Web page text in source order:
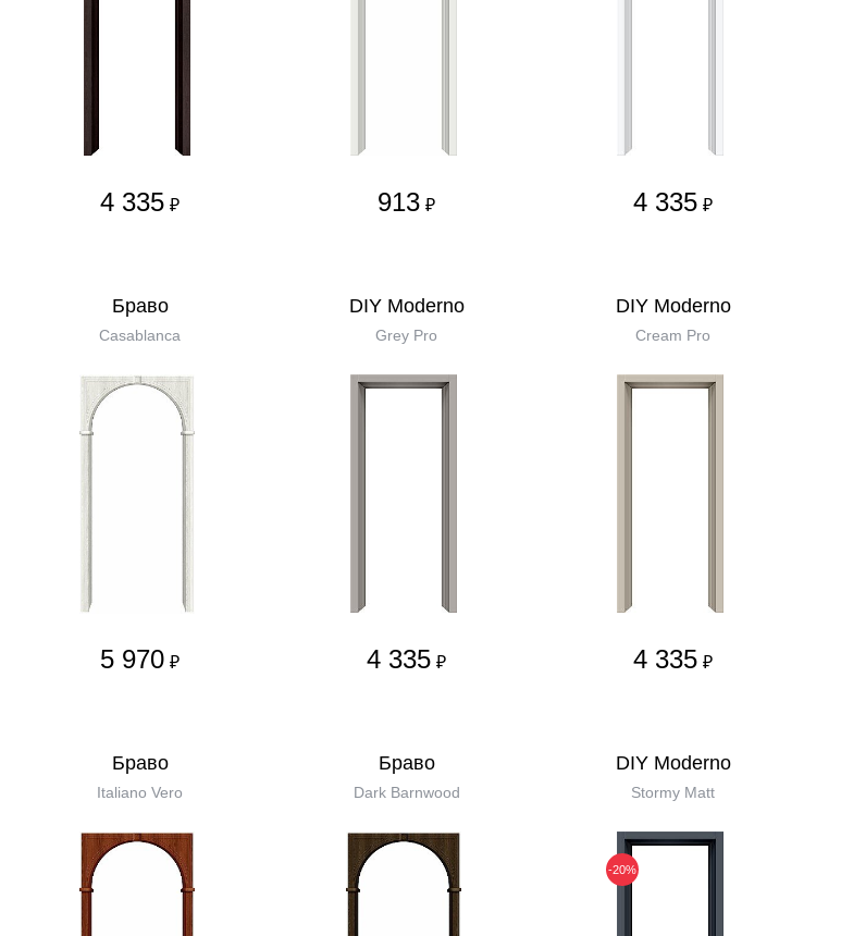
4 335 ₽ 913 ₽ 4 335 ₽
Бравo
Casablanca
5 970 ₽
DIY Moderno
Grey Pro
4 335 ₽
DIY Moderno
Cream Pro
4 335 ₽
Бравo
Italiano Vero
Бравo
Dark Barnwood
DIY Moderno
Stormy Matt
-20%